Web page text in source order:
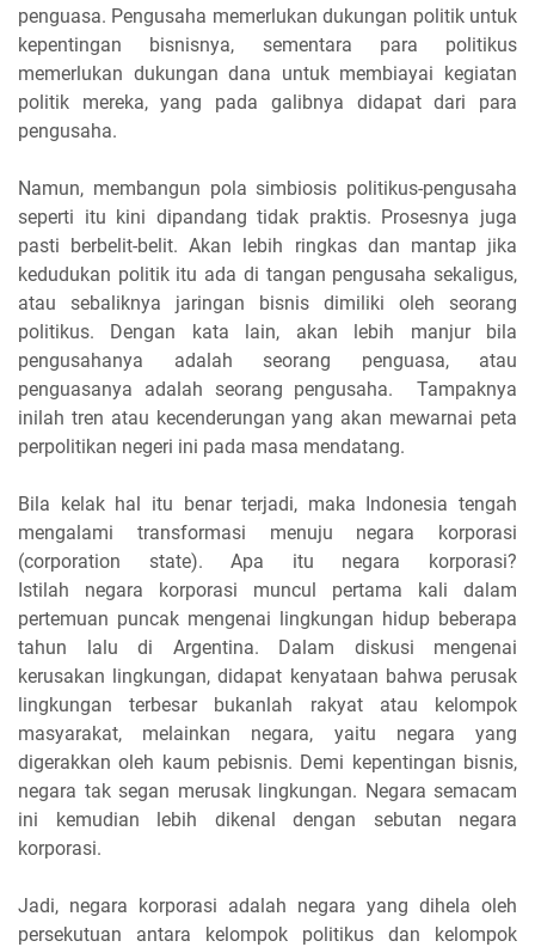
penguasa. Pengusaha memerlukan dukungan politik untuk
kepentingan bisnisnya, sementara para politikus
memerlukan dukungan dana untuk membiayai kegiatan
politik mereka, yang pada galibnya didapat dari para
pengusaha.
Namun, membangun pola simbiosis politikus-pengusaha
seperti itu kini dipandang tidak praktis. Prosesnya juga
pasti berbelit-belit. Akan lebih ringkas dan mantap jika
kedudukan politik itu ada di tangan pengusaha sekaligus,
atau sebaliknya jaringan bisnis dimiliki oleh seorang
politikus. Dengan kata lain, akan lebih manjur bila
pengusahanya adalah seorang penguasa, atau
penguasanya adalah seorang pengusaha. Tampaknya
inilah tren atau kecenderungan yang akan mewarnai peta
perpolitikan negeri ini pada masa mendatang.
Bila kelak hal itu benar terjadi, maka Indonesia tengah
mengalami transformasi menuju negara korporasi
(corporation state). Apa itu negara korporasi?
Istilah negara korporasi muncul pertama kali dalam
pertemuan puncak mengenai lingkungan hidup beberapa
tahun lalu di Argentina. Dalam diskusi mengenai
kerusakan lingkungan, didapat kenyataan bahwa perusak
lingkungan terbesar bukanlah rakyat atau kelompok
masyarakat, melainkan negara, yaitu negara yang
digerakkan oleh kaum pebisnis. Demi kepentingan bisnis,
negara tak segan merusak lingkungan. Negara semacam
ini kemudian lebih dikenal dengan sebutan negara
korporasi.
Jadi, negara korporasi adalah negara yang dihela oleh
persekutuan antara kelompok politikus dan kelompok